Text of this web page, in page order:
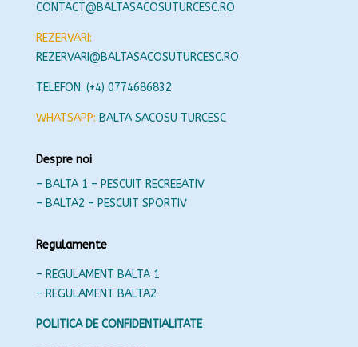
CONTACT@BALTASACOSUTURCESC.RO
REZERVARI:
REZERVARI@BALTASACOSUTURCESC.RO
TELEFON: (+4) 0774686832
WHATSAPP: BALTA SACOSU TURCESC
Despre noi
– BALTA 1 – PESCUIT RECREEATIV
– BALTA2 – PESCUIT SPORTIV
Regulamente
– REGULAMENT BALTA 1
– REGULAMENT BALTA2
POLITICA DE CONFIDENTIALITATE